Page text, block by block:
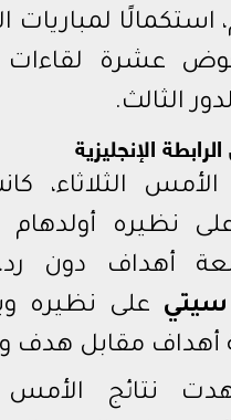
استكمالًا لمباريات
عشرة
الثالث.
الإنجليزية
الأمس الثلاثاء،
نظيره أولدهام
أهداف دون
على نظيره
أهداف مقابل هدف
نتائج الأمس